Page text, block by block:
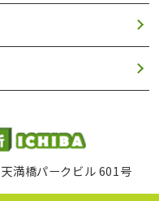
満橋パークビル 601号